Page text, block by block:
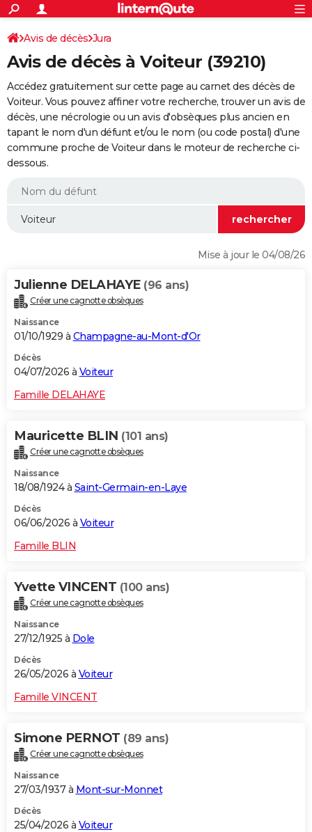
ACTUALITÉS
Politique
Société
Faits Divers
Education
Monde
Villes
+
SPORT
Coupe du monde 2026
Football
Tennis
Cyclisme
Rugby
Forum
Programme TV
TNT
Streaming
Cinéma
Sorties cinéma
Musique
+
FINANCE
Retraite
Epargne
Immobilier
Risques naturels par ville
Assurance
AUTO
Essais
Réserver un essai
Citadines
Berlines
SUV
Forum auto
+
HIGH-TECH
BRICOLAGE
WEEK-END
Alimentation
Guide de la santé
Maladies
Médicaments
Sommeil
VOYAGE
Destinations
City break
Voyage nature
Voyage de noces
Forum
Climat
+PHOTO
GUIDES D'ACHAT
Carte de Noël
Carte Bonne année
Carte Saint-Valentin
Carte Pâques
Carte d'anniversaire
DICTIONNAIRE
Dictionnaire
Biographies
Citations
Expressions
Proverbes
PROGRAMME TV
S'inscrire
Se connecter
Lycées
Collèges
Primaires
Universités
Entreprises
Service militaire
Avis de recherche
AVIS DE DÉCÈS
FORUM
Avis de décès Jura
Avis de décès à Voiteur (39210)
Accédez gratuitement sur cette page au carnet des décès de
Voiteur. Vous pouvez affiner votre recherche, trouver un avis de
décès, une nécrologie ou un avis d'obsèques plus ancien en
tapant le nom d'un défunt et/ou le nom (ou code postal) d'une
commune proche de Voiteur dans le moteur de recherche ci-
dessous.
Mise à jour le 04/08/26
Julienne DELAHAYE (96 ans)
Créer une cagnotte obsèques
Naissance
01/10/1929 à Champagne-au-Mont-d'Or
Décès
04/07/2026 à Voiteur
Famille DELAHAYE
Mauricette BLIN (101 ans)
Créer une cagnotte obsèques
Naissance
18/08/1924 à Saint-Germain-en-Laye
Décès
06/06/2026 à Voiteur
Famille BLIN
Yvette VINCENT (100 ans)
Créer une cagnotte obsèques
Naissance
27/12/1925 à Dole
Décès
26/05/2026 à Voiteur
Famille VINCENT
Simone PERNOT (89 ans)
Créer une cagnotte obsèques
Naissance
27/03/1937 à Mont-sur-Monnet
Décès
25/04/2026 à Voiteur